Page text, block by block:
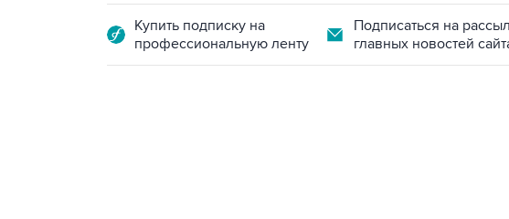
Купить подписку на
профессиональную ленту
Подписаться на
главных новостей